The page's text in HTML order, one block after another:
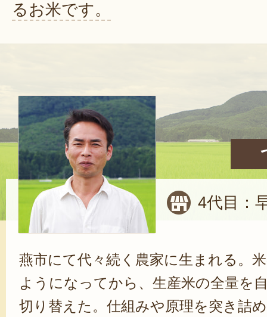
るお米です。
4代目：
燕市にて代々続く農家に生まれる。
ようになってから、生産米の全量を
切り替えた。仕組みや原理を突き詰